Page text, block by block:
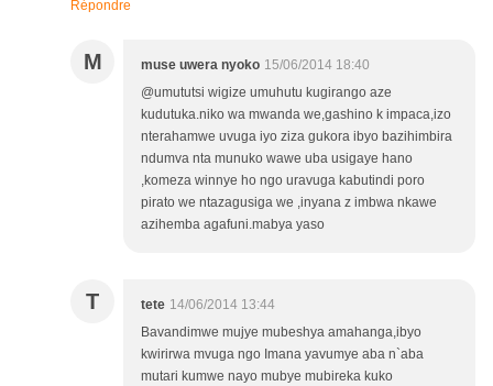
Répondre
M muse uwera nyoko 15/06/2014 18:40
@umututsi wigize umuhutu kugirango aze
kudutuka.niko wa mwanda we,gashino k impaca,izo
nterahamwe uvuga iyo ziza gukora ibyo bazihimbira
ndumva nta munuko wawe uba usigaye hano
,komeza winnye ho ngo uravuga kabutindi poro
pirato we ntazagusiga we ,inyana z imbwa nkawe
azihemba agafuni.mabya yaso
T tete 14/06/2014 13:44
Bavandimwe mujye mubeshya amahanga,ibyo
kwirirwa mvuga ngo Imana yavumye aba n`aba
mutari kumwe nayo mubye mubireka kuko